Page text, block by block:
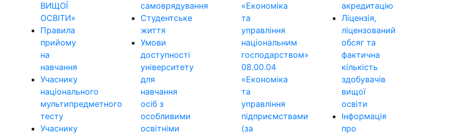
ВИЩОЇ
ОСВІТИ»
Правила
прийому
на
навчання
Учаснику
національного
мультипредметного
тесту
Учаснику
самоврядування
Студентське
життя
Умови
доступності
університету
для
навчання
осіб з
особливими
освітніми
«Економіка
та
управління
національним
господарством»
08.00.04
«Економіка
та
управління
підприємствами
(за
акредитацію
Ліцензія,
ліцензований
обсяг та
фактична
кількість
здобувачів
вищої
освіти
Інформація
про